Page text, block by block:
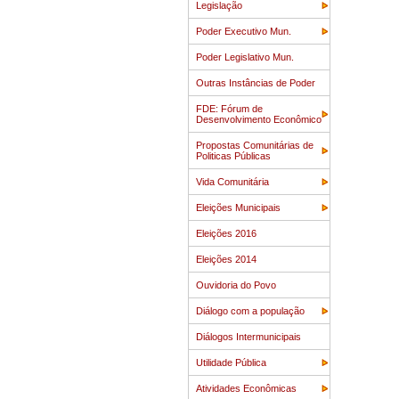
Legislação
Poder Executivo Mun.
Poder Legislativo Mun.
Outras Instâncias de Poder
FDE: Fórum de
Desenvolvimento Econômico
Propostas Comunitárias de
Politicas Públicas
Vida Comunitária
Eleições Municipais
Eleições 2016
Eleições 2014
Ouvidoria do Povo
Diálogo com a população
Diálogos Intermunicipais
Utilidade Pública
Atividades Econômicas